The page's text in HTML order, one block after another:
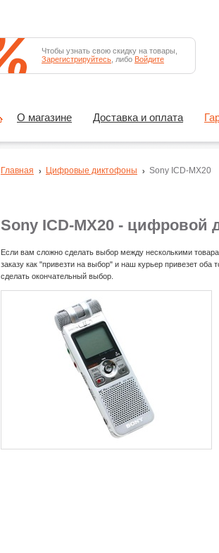
Sony ICD-MX20 - цифровой
Если вам сложно сделать выбор между несколькими
заказу как "привезти на выбор" и наш курьер привезет
сделать окончательный выбор.
Главная Цифровые диктофоны Sony ICD-MX20
Чтобы узнать свою скидку на товары,
Зарегистрируйтесь , либо Войдите
О магазине Доставка и оплата